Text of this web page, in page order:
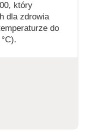
który
dla zdrowia
do